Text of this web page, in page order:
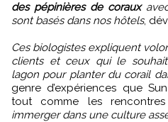
des pépinières de coraux
sont basés dans nos hôtels,
Ces biologistes expliquent
clients et ceux qui le
lagon pour planter du corail
genre d’expériences que
tout comme les
immerger dans une culture